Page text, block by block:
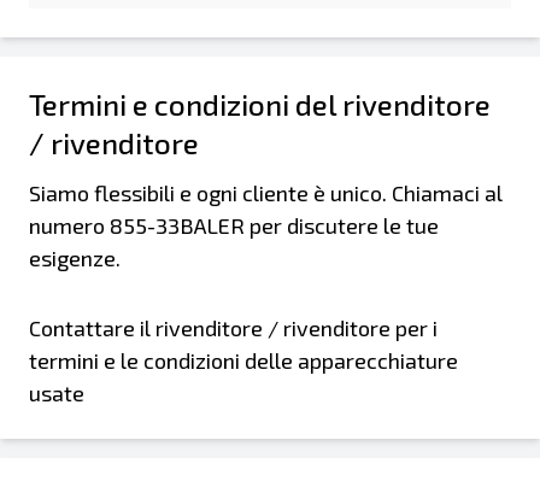
Termini e condizioni del rivenditore
/ rivenditore
Siamo flessibili e ogni cliente è unico. Chiamaci al
numero 855-33BALER per discutere le tue
esigenze.
Contattare il rivenditore / rivenditore per i
termini e le condizioni delle apparecchiature
usate